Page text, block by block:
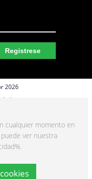
Registrese
2026
cualquier momento en
ver nuestra